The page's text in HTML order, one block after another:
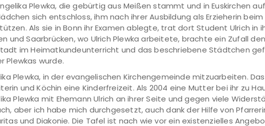
Plewka, die gebürtig aus Meißen stammt und in Euskirchen
sich entschloss, ihm nach ihrer Ausbildung als Erzieherin
Als sie in Bonn ihr Examen ablegte, trat dort Student Ulrich in
und Saarbrücken, wo Ulrich Plewka arbeitete, brachte ein Zufall
im Heimatkundeunterricht und das beschriebene Städtchen
Plewkas wurde.
Plewka, in der evangelischen Kirchengemeinde mitzuarbeiten.
und Köchin eine Kinderfreizeit. Als 2004 eine Mutter bei ihr zu
Plewka mit Ehemann Ulrich an ihrer Seite und gegen viele
aber ich habe mich durchgesetzt, auch dank der Hilfe von
und Diakonie. Die Tafel ist nach wie vor ein existenzielles